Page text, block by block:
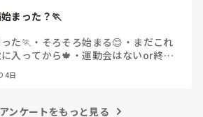
まった？🏃
た🏃 ・ そろそろ始まる😊 ・ まだこれ
入ってから🍁 ・運動会はないor終わ
4日
ンケートをもっと見る